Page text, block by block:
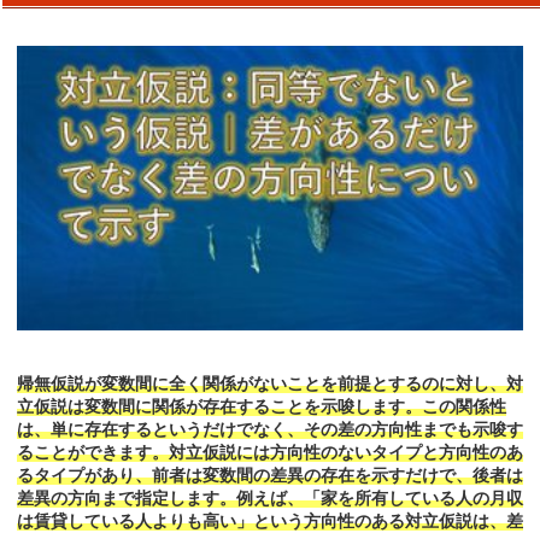
帰無仮説が変数間に全く関係がないことを前提とするのに対し、対
立仮説は変数間に関係が存在することを示唆します。この関係性
は、単に存在するというだけでなく、その差の方向性までも示唆す
ることができます。対立仮説には方向性のないタイプと方向性のあ
るタイプがあり、前者は変数間の差異の存在を示すだけで、後者は
差異の方向まで指定します。例えば、「家を所有している人の月収
は賃貸している人よりも高い」という方向性のある対立仮説は、差